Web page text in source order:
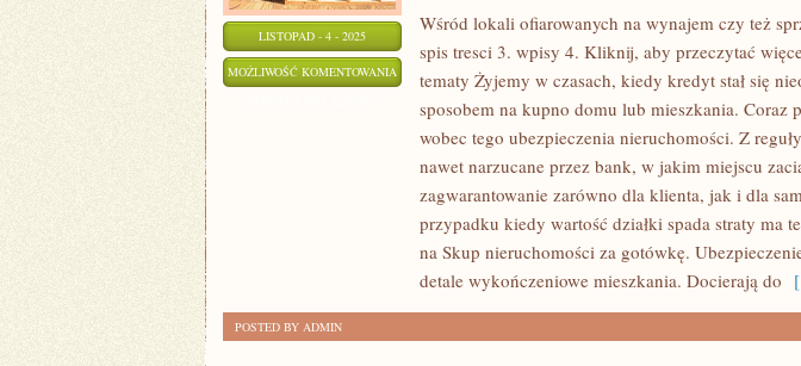
LISTOPAD - 4 - 2025
MOŻLIWOŚĆ KOMENTOWANIA
MOMENCIE,
WŁAŚCIWIE
CHCEMY
SPRZEDAĆ
NIERUCHOMOŚĆ
PRZYCHODZI
Wśród lokali ofiarowanych na wynajem czy też
spis tresci 3. wpisy 4. Kliknij, aby przeczytać
tematy Żyjemy w czasach, kiedy kredyt stał się
sposobem na kupno domu lub mieszkania. Coraz
wobec tego ubezpieczenia nieruchomości. Z
nawet narzucane przez bank, w jakim miejscu
zagwarantowanie zarówno dla klienta, jak i dla
przypadku kiedy wartość działki spada straty ma
na Skup nieruchomości za gotówkę.
detale wykończeniowe mieszkania. Docierają do
POSTED BY ADMIN